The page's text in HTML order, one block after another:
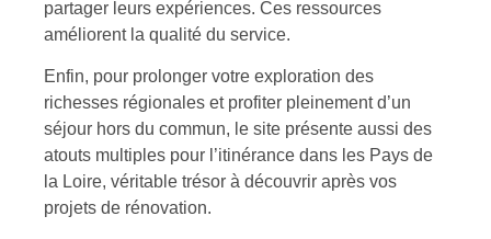
partager leurs expériences. Ces ressources
améliorent la qualité du service.
Enfin, pour prolonger votre exploration des
richesses régionales et profiter pleinement d’un
séjour hors du commun, le site présente aussi des
atouts multiples pour l’itinérance dans les Pays de
la Loire, véritable trésor à découvrir après vos
projets de rénovation.